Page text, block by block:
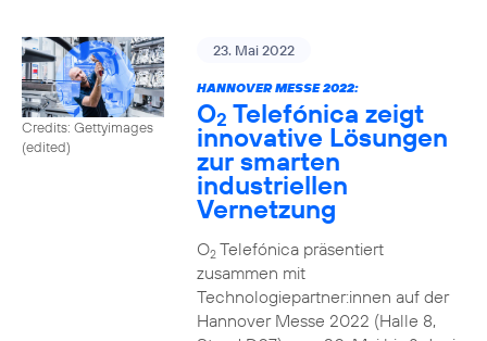
Credits: Gettyimages
(edited)
23. Mai 2022
HANNOVER MESSE 2022:
O2 Telefónica zeigt
innovative Lösungen
zur smarten
industriellen
Vernetzung
O2Telefónica präsentiert
zusammen mit
Technologiepartner:innen auf der
Hannover Messe 2022 (Halle 8,